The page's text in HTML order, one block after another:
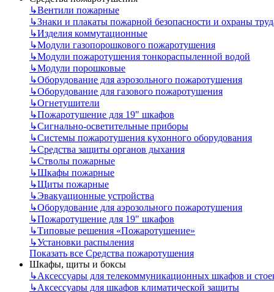
↳Вентили пожарные
↳Знаки и плакаты пожарной безопасности и охраны
↳Изделия коммутационные
↳Модули газопорошкового пожаротушения
↳Модули пожаротушения тонкораспыленной водой
↳Модули порошковые
↳Оборудование для аэрозольного пожаротушения
↳Оборудование для газового пожаротушения
↳Огнетушители
↳Пожаротушение для 19" шкафов
↳Сигнально-осветительные приборы
↳Системы пожаротушения кухонного оборудования
↳Средства защиты органов дыхания
↳Стволы пожарные
↳Шкафы пожарные
↳Щиты пожарные
↳Эвакуационные устройства
↳Оборудование для аэрозольного пожаротушения
↳Пожаротушение для 19" шкафов
↳Типовые решения «Пожаротушение»
↳Установки распыления
Показать все Средства пожаротушения
Шкафы, щиты и боксы
↳Аксессуары для телекоммуникационных шкафов и
↳Аксессуары для шкафов климатической защиты